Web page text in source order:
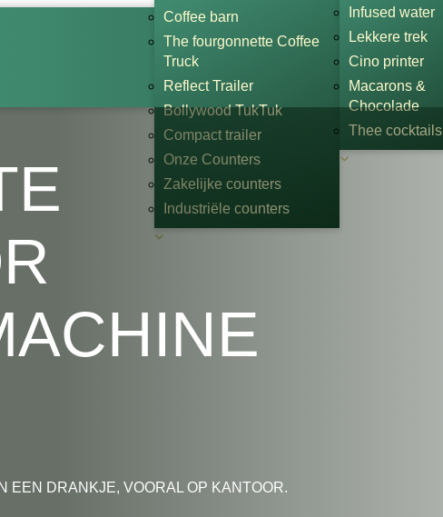
Coffee barn
The fourgonnette Coffee
Truck
Reflect Trailer
Bollywood TukTuk
Compact trailer
Onze Counters
Zakelijke counters
Industriële counters
Infused water
Lekkere trek
Cino printer
Macarons &
Chocolade
Thee cocktails
EEN DRANKJE, VOORAL OP KANTOOR.